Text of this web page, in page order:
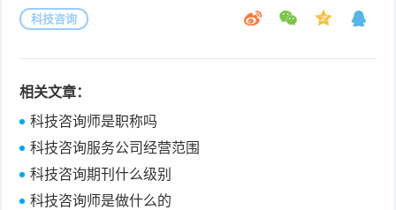
科技咨询
相关文章：
科技咨询师是职称吗
科技咨询服务公司经营范围
科技咨询期刊什么级别
科技咨询师是做什么的